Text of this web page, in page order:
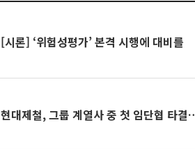
[시론] ‘위험성평가’ 본격 시행에 대비를
현대제철, 그룹 계열사 중 첫 임단협 타